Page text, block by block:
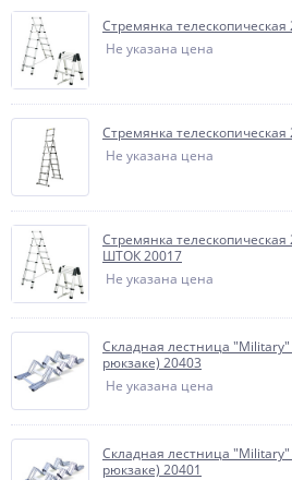
Стремянка
Не указана цена
Стремянка
Не указана цена
Стремянка телескопическая
ШТОК 20017
Не указана цена
Складная лестница
рюкзаке) 20403
Не указана цена
Складная лестница
рюкзаке) 20401